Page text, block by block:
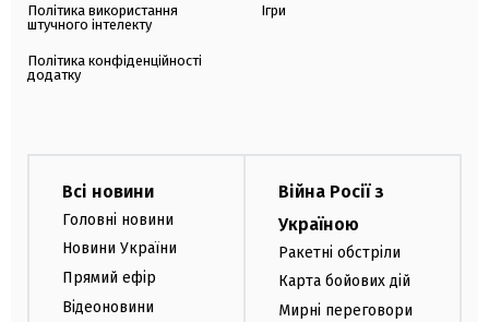
Політика використання
штучного інтелекту
Політика конфіденційності
додатку
Ігри
Всі новини
Головні новини
Новини України
Прямий ефір
Відеоновини
Війна Росії з
Україною
Ракетні обстріли
Карта бойових дій
Мирні переговори